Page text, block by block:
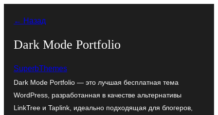
содержимому
← Назад
Dark Mode Portfolio
SuperbThemes
Dark Mode Portfolio — это лучшая бесплатная тема
WordPress, разработанная в качестве альтернативы
LinkTree и Taplink, идеально подходящая для блогеров,